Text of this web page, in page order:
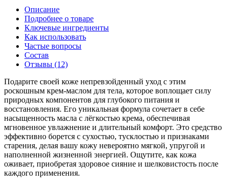
Описание
Подробнее о товаре
Ключевые ингредиенты
Как использовать
Частые вопросы
Состав
Отзывы (12)
Подарите своей коже непревзойденный уход с этим
роскошным крем-маслом для тела, которое воплощает силу
природных компонентов для глубокого питания и
восстановления. Его уникальная формула сочетает в себе
насыщенность масла с лёгкостью крема, обеспечивая
мгновенное увлажнение и длительный комфорт. Это средство
эффективно борется с сухостью, тусклостью и признаками
старения, делая вашу кожу невероятно мягкой, упругой и
наполненной жизненной энергией. Ощутите, как кожа
оживает, приобретая здоровое сияние и шелковистость после
каждого применения.